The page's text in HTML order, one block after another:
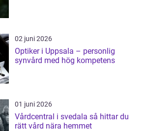
02 juni 2026
Optiker i Uppsala – personlig
synvård med hög kompetens
01 juni 2026
Vårdcentral i svedala så hittar du
rätt vård nära hemmet